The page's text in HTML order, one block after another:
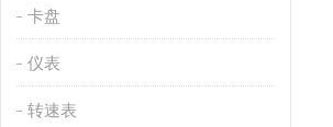
卡盘
仪表
转速表